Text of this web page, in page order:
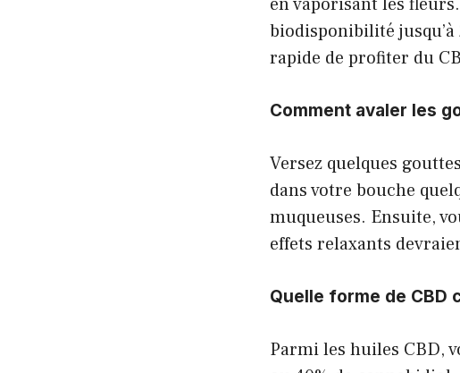
biodisponibilité
rapide de profiter du
Comment avaler les
Versez quelques
dans votre bouche
muqueuses. Ensuite,
effets relaxants
Quelle forme de CBD
Parmi les huiles CBD,